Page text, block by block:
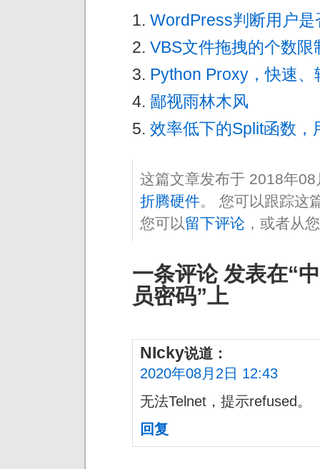
WordPress判断用户是
VBS文件拖拽的个数
Python Proxy，快速
鄙视雨林木风
效率低下的Split函数，
这篇文章发布于 2018年
折腾硬件。 您可以跟踪这
您可以留下评论 ，或者从
一条评论 发表在“
员密码”上
NIcky说道：
2020年08月2日 12:43
无法Telnet，提示refused。
回复